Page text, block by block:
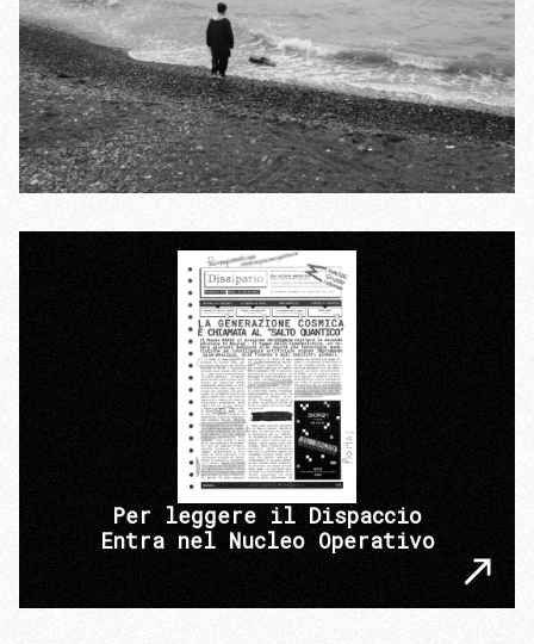
Per leggere il Dispaccio
Entra nel Nucleo Operativo